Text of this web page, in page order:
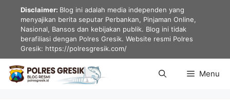
LangsungDisclaimer: Blog ini adalah media independen yang
menyajikan berita seputar Perbankan, Pinjaman Online,
Nasional, Bansos dan kebijakan publik. Blog ini tidak
berafiliasi dengan Polres Gresik. Website resmi Polres
Gresik: https://polresgresik.com/
Menu